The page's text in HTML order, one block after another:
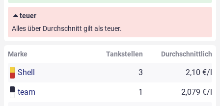
teuer
Alles über Durchschnitt gilt als teuer.
Marke Tankstellen Durchschnittlich
Shell 3 2,10 €/l
team 1 2,079 €/l